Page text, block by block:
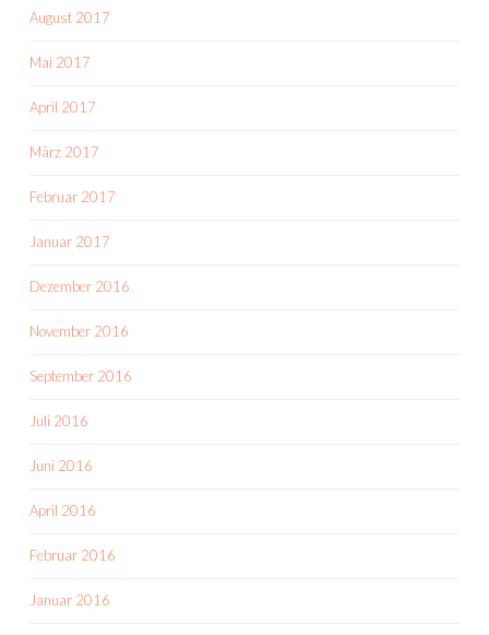
August 2017
Mai 2017
April 2017
März 2017
Februar 2017
Januar 2017
Dezember 2016
November 2016
September 2016
Juli 2016
Juni 2016
April 2016
Februar 2016
Januar 2016